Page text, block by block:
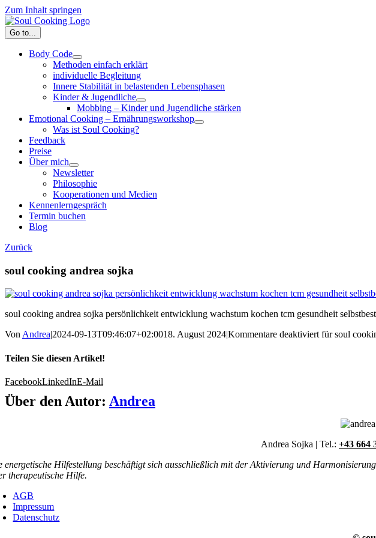
Zum Inhalt springen
Go to...
Body Code
Methoden einfach erklärt
individuelle Begleitung
Innere Stabilität in belastenden Lebensphasen
Kinder & Jugendliche
Mobbing – Kinder und Jugendliche stärken
Emotional Cooking – Ernährungsworkshop
Was ist Soul Cooking?
Feedback
Preise
Über mich
Newsletter
Philosophie
Kooperationen und Medien
Kennenlerngespräch
Termin buchen
Blog
Zurück
soul cooking andrea sojka
soul cooking andrea sojka persönlichkeit entwicklung wachstum kochen tcm gesundheit
VonAndrea|2024-09-13T09:46:07+02:0018. August 2024|Kommentare deaktiviertfür soul
Teilen Sie diesen Artikel!
FacebookLinkedInE-Mail
Über den Autor: Andrea
Andrea Sojka | Tel.: +43 664
energetische Hilfestellung beschäftigt sich ausschließlich mit der Aktivierung und
therapeutische Hilfe.
AGB
Impressum
Datenschutz